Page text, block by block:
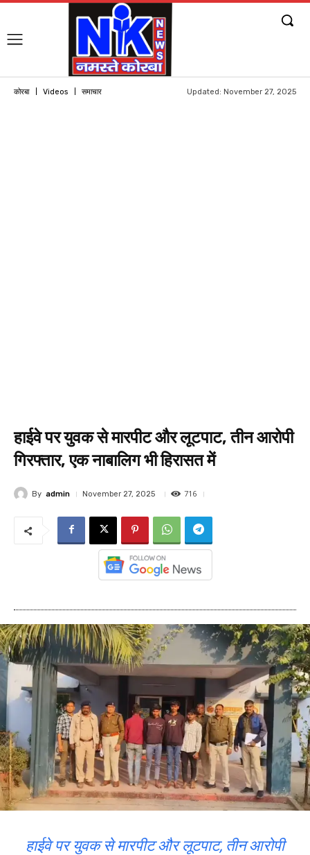
कोरबा Videos समाचार Updated: November 27, 2025
हाईवे पर युवक से मारपीट और लूटपाट, तीन आरोपी
गिरफ्तार, एक नाबालिग भी हिरासत में
By admin November 27, 2025 716
हाईवे पर युवक से मारपीट और लूटपाट, तीन आरोपी